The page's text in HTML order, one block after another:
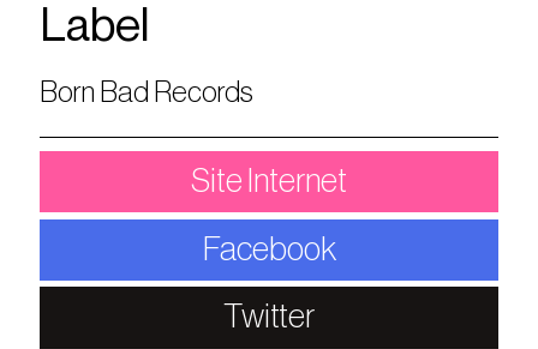
Label
Born Bad Records
Site Internet
Facebook
Twitter